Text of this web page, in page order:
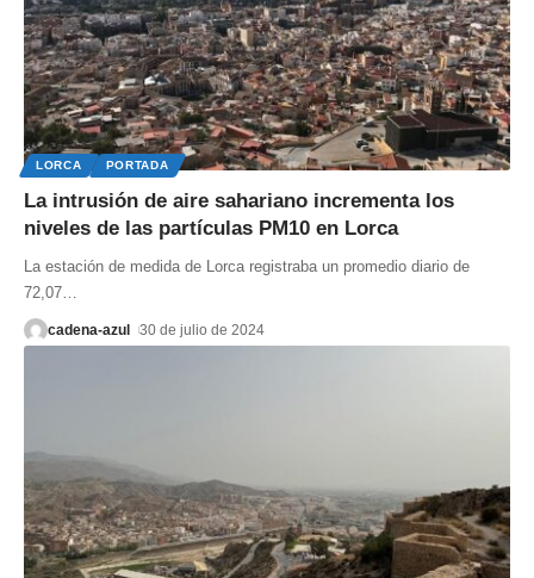
LORCA PORTADA
La intrusión de aire sahariano incrementa los
niveles de las partículas PM10 en Lorca
La estación de medida de Lorca registraba un promedio diario de
72,07
cadena-azul 30 de julio de 2024